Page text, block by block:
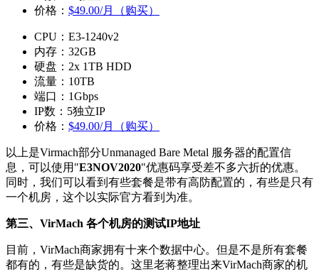
价格： $49.00/月（购买）
CPU：E3-1240v2
内存：32GB
硬盘：2x 1TB HDD
流量：10TB
端口：1Gbps
IP数：5独立IP
价格： $49.00/月（购买）
以上是Virmach部分Unmanaged Bare Metal 服务器的配置信
息，可以使用"E3NOV2020"优惠码享受差不多六折的优惠。
同时，我们可以看到有些套餐是带有高防配置的，有些是只有
一个机房，这个以实际官方看到为准。
第三、VirMach 各个机房的测试IP地址
目前，VirMach商家拥有十来个数据中心。但是不是所有套餐
都有的，有些是缺货的。这里老蒋整理出来VirMach商家的机